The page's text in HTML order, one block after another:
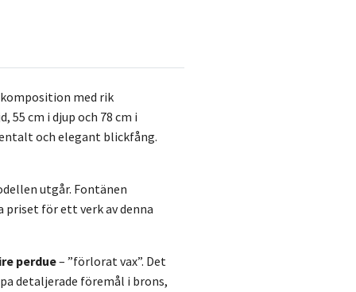
med rik
55 cm i djup och 78 cm i
och elegant blickfång.
utgår. Fontänen
priset för ett verk av denna
perdue– ”förlorat vax”. Det
detaljerade föremål i brons,